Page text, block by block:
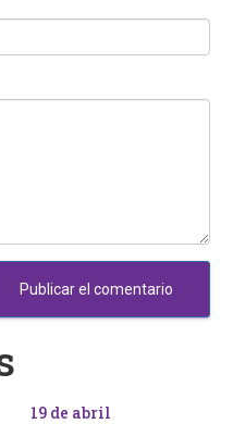
19 de abril